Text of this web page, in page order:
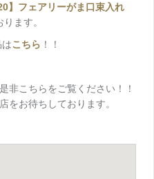
】フェアリーがま口束入れ
ます。
こちら ！！
非こちらをご覧ください！！
をお待ちしております。